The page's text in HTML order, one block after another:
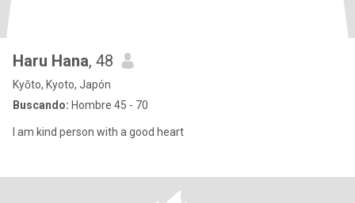
Haru Hana, 48
Kyōto, Kyoto, Japón
Buscando: Hombre 45 - 70
I am kind person with a good heart